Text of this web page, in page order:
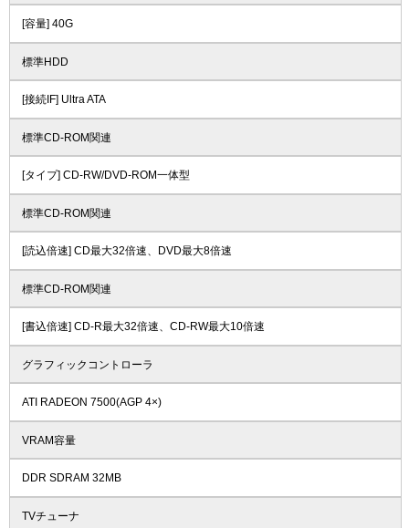
[容量] 40G
標準HDD
[接続IF] Ultra ATA
標準CD-ROM関連
[タイプ] CD-RW/DVD-ROM一体型
標準CD-ROM関連
[読込倍速] CD最大32倍速、DVD最大8倍速
標準CD-ROM関連
[書込倍速] CD-R最大32倍速、CD-RW最大10倍速
グラフィックコントローラ
ATI RADEON 7500(AGP 4×)
VRAM容量
DDR SDRAM 32MB
TVチューナ